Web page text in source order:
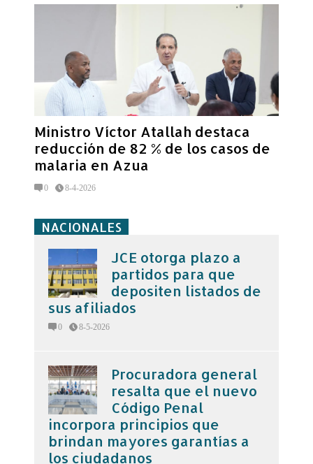
Ministro Víctor Atallah destaca
reducción de 82 % de los casos de
malaria en Azua
0 8-4-2026
NACIONALES
JCE otorga plazo a
partidos para que
depositen listados de
sus afiliados
0 8-5-2026
Procuradora general
resalta que el nuevo
Código Penal
incorpora principios que
brindan mayores garantías a
los ciudadanos